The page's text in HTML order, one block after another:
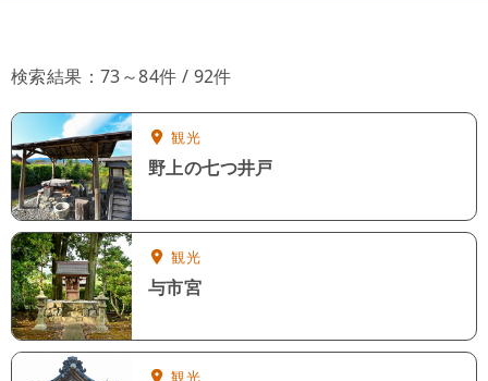
検索結果：73～84件 / 92件
観光
野上の七つ井戸
観光
与市宮
観光